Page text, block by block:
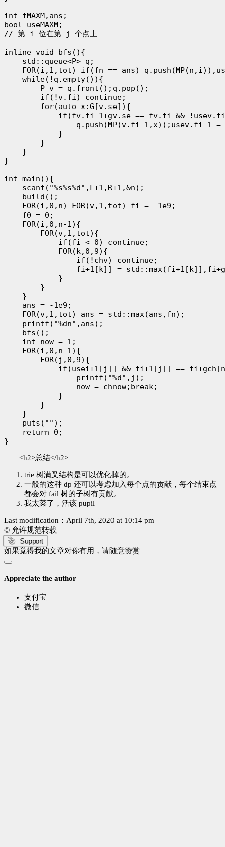
int fMAXM,ans;
bool useMAXM;
// 第 i 位在第 j 个点上
inline void bfs(){
    std::queue<P> q;
FOR(i,1,tot) if(fn == ans)
    while(!q.empty()){
        P v = q.front();q.pop();
        if(!v.fi) continue;
        for(auto x:G[v.se]){
if(fv.fi-1+gv.se == fv.fi &&
q.push(MP(v.fi-1,x));usev.fi-1 =
            }
        }
    }
}
int main(){
    scanf("%s%s%d",L+1,R+1,&n);
    build();
    FOR(i,0,n) FOR(v,1,tot) fi = -1e9;
    f0 = 0;
    FOR(i,0,n-1){
        FOR(v,1,tot){
            if(fi < 0) continue;
            FOR(k,0,9){
                if(!chv) continue;
fi+1[k]] =
            }
        }
    }
    ans = -1e9;
    FOR(v,1,tot) ans = std::max(ans,fn);
    printf("%dn",ans);
    bfs();
    int now = 1;
    FOR(i,0,n-1){
        FOR(j,0,9){
if(usei+1[j]] && fi+1[j]] ==
                printf("%d",j);
                now = chnow;break;
            }
        }
    }
    puts("");
    return 0;
<h2>总结</h2>
trie 树满叉结构是可以优化掉的。
一般的这种 dp 还可以考虑加入每个点的贡献，每个结束点
都会对 fail 树的子树有贡献。
我太菜了，活该 pupil
Last modification：April 7th, 2020 at 10:14 pm
© 允许规范转载
Support
如果觉得我的文章对你有用，请随意赞赏
Appreciate the author
支付宝
微信